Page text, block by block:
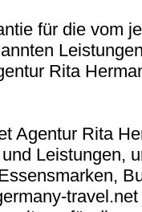
für die vom
Rita
Agentur Rita
Leistungen,